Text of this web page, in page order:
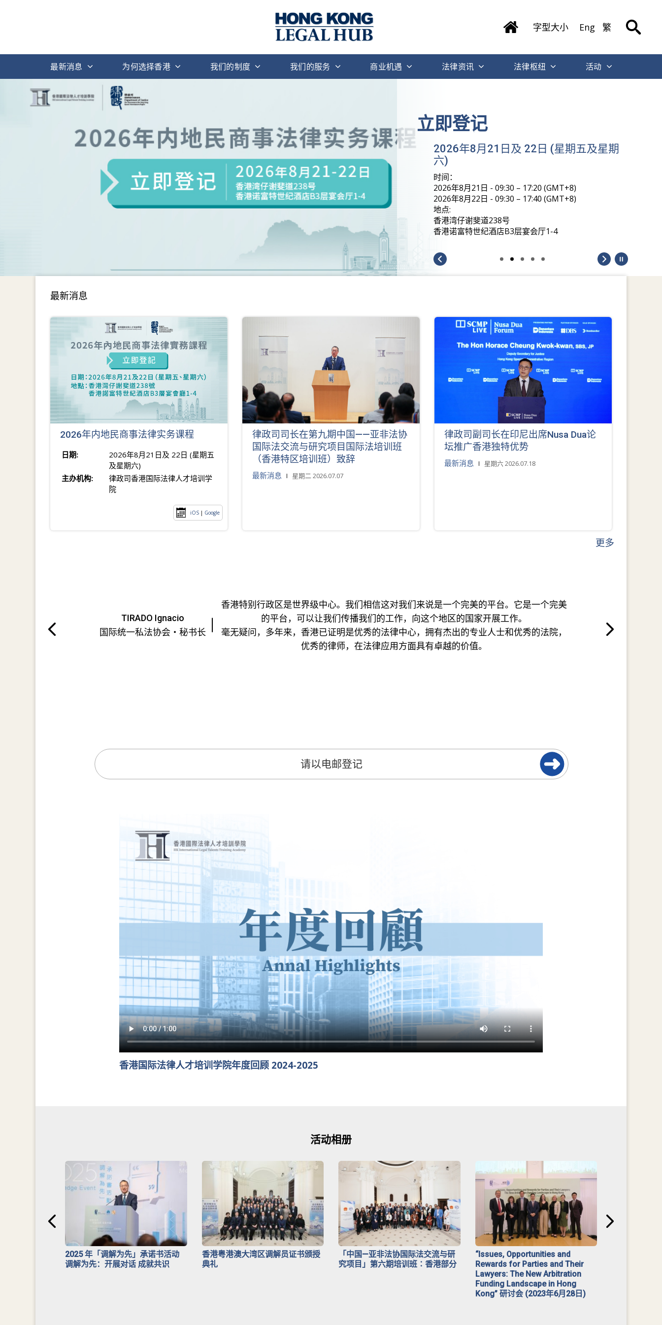
字型大小 Eng 繁
最新消息 为何选择香港 我们的制度 我们的服务 商业机遇 法律资讯 法律枢纽 活动
立即登记
2026年8月21日及 22日 (星期五及星期
六)
时间：
2026年8月21日 - 09:30 – 17:20 (GMT+8)
2026年8月22日 - 09:30 – 17:40 (GMT+8)
地点:
香港湾仔谢斐道238号
香港诺富特世纪酒店B3层宴会厅1-4
最新消息
2026年内地民商事法律实务课程
日期:
2026年8月21日及 22日 (星期五
及星期六)
主办机构:
律政司香港国际法律人才培训学
院
iOS | Google
律政司司长在第九期中国——亚非法协
国际法交流与研究项目国际法培训班
（香港特区培训班）致辞
最新消息 星期二 2026.07.07
律政司副司长在印尼出席Nusa Dua论
坛推广香港独特优势
最新消息 星期六 2026.07.18
更多
TIRADO Ignacio
国际统一私法协会・秘书长
香港特别行政区是世界级中心。我们相信这对我们来说是一个完美的平台。它是一个完美
的平台，可以让我们传播我们的工作，向这个地区的国家开展工作。
毫无疑问，多年来，香港已证明是优秀的法律中心，拥有杰出的专业人士和优秀的法院，
优秀的律师，在法律应用方面具有卓越的价值。
香港国际法律人才培训学院年度回顾 2024-2025
活动相册
2025 年「调解为先」承诺书活动
调解为先：开展对话 成就共识
香港粤港澳大湾区调解员证书颁授
典礼
「中国—亚非法协国际法交流与研
究项目」第六期培训班∶香港部分
“Issues, Opportunities and
Rewards for Parties and Their
Lawyers: The New Arbitration
Funding Landscape in Hong
Kong” 研讨会 (2023年6月28日)